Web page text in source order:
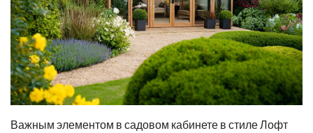
Важным элементом в садовом кабинете в стиле Лофт